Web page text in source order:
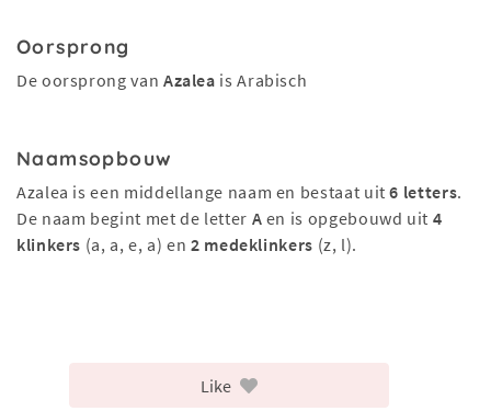
Oorsprong
De oorsprong van Azalea is Arabisch
Naamsopbouw
Azalea is een middellange naam en bestaat uit6 letters.
De naam begint met de letter A en is opgebouwd uit 4
klinkers (a, a, e, a) en2 medeklinkers (z, l).
Like